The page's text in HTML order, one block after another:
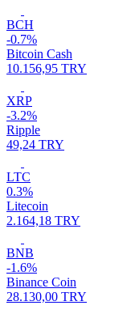
BCH
-0.7%
Bitcoin Cash
10.156,95 TRY
XRP
-3.2%
Ripple
49,24 TRY
LTC
0.3%
Litecoin
2.164,18 TRY
BNB
-1.6%
Binance Coin
28.130,00 TRY